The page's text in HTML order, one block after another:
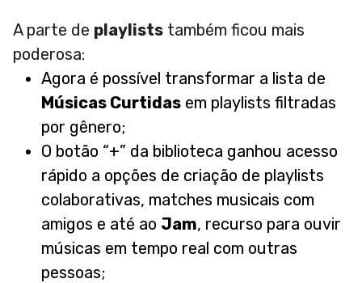
A parte de playlists também ficou mais
poderosa:
Agora é possível transformar a lista de
Músicas Curtidas em playlists filtradas
por gênero;
O botão “+” da biblioteca ganhou acesso
rápido a opções de criação de playlists
colaborativas, matches musicais com
amigos e até ao Jam, recurso para ouvir
músicas em tempo real com outras
pessoas;